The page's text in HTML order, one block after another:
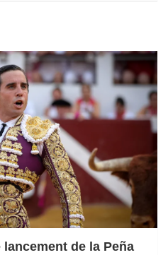
de la Peña